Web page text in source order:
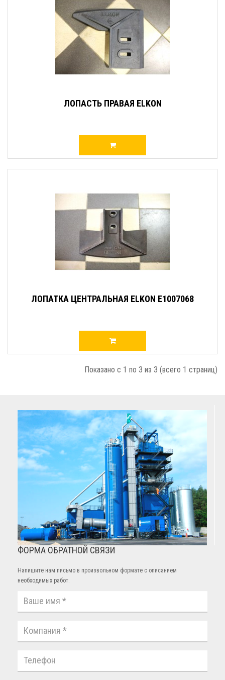
ЛОПАСТЬ ПРАВАЯ ELKON
ЛОПАТКА ЦЕНТРАЛЬНАЯ ELKON E1007068
Показано с 1 по 3 из 3 (всего 1 страниц)
ФОРМА ОБРАТНОЙ СВЯЗИ
Напишите нам письмо в произвольном формате с описанием
необходимых работ.